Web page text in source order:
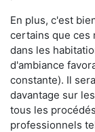
En plus, c'est
certains que ces
dans les
d'ambiance
constante). Il
davantage sur
tous les
professionnels